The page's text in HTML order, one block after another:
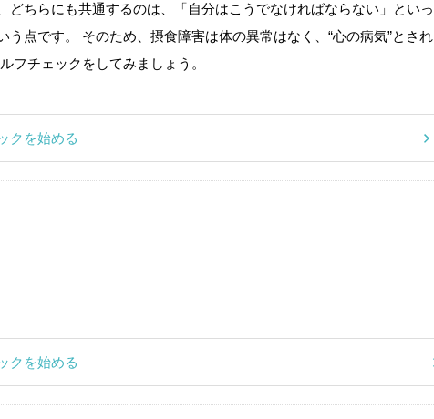
ちらにも共通するのは、「自分はこうでなければならない」といっ
点です。 そのため、摂食障害は体の異常はなく、“心の病気”とされ
フチェックをしてみましょう。
クを始める
クを始める